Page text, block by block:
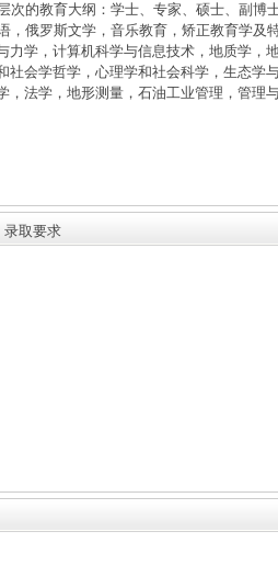
次的教育大纲：学士、专家、硕士、副博
，俄罗斯文学，音乐教育，矫正教育学及
学，计算机科学与信息技术，地质学，
会学哲学，心理学和社会科学，生态学
法学，地形测量，石油工业管理，管理
录取要求